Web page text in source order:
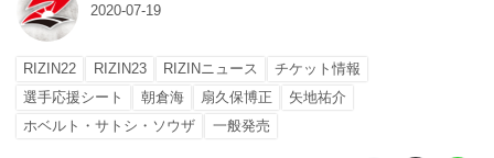
2020-07-19
RIZIN22 RIZIN23 RIZINニュース
チケット情報
選手応援シート
朝倉海 扇久保博正
矢地祐介
ホベルト・サトシ・ソウザ
一般発売